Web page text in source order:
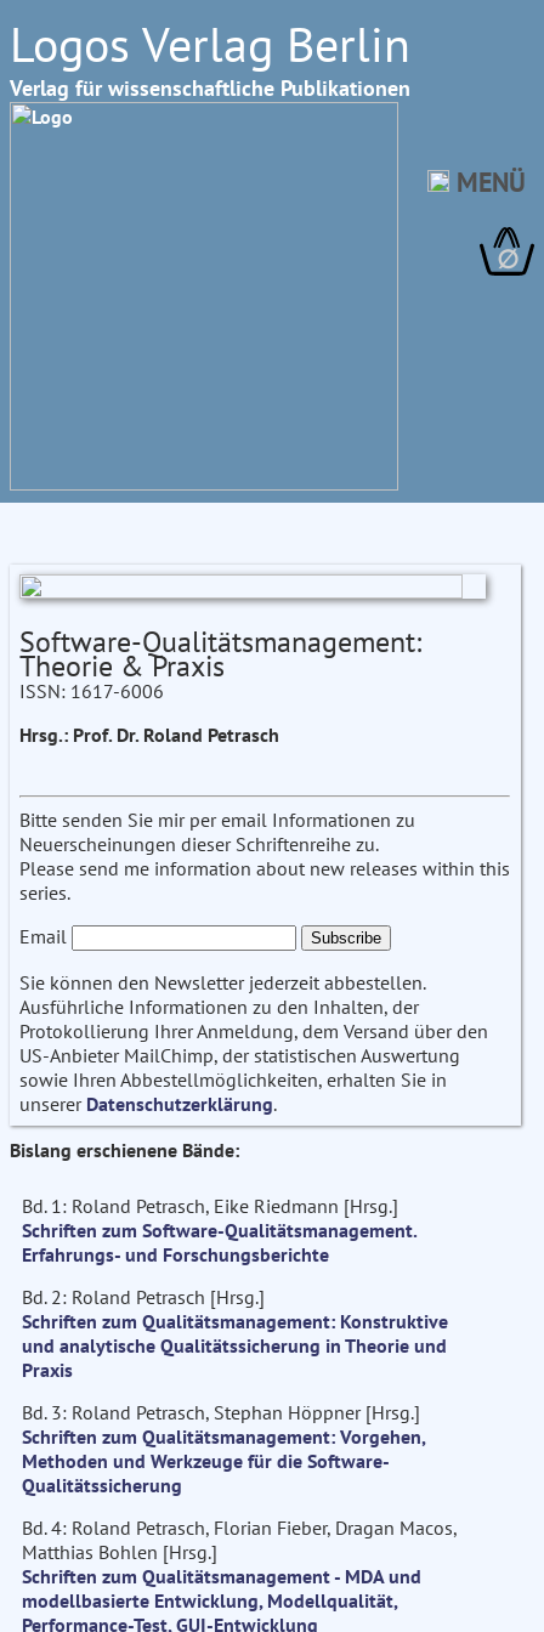
Logos Verlag Berlin
Verlag für wissenschaftliche Publikationen
∅
MENÜ
Software-Qualitätsmanagement:
Theorie & Praxis
ISSN: 1617-6006
Hrsg.: Prof. Dr. Roland Petrasch
Bitte senden Sie mir per email Informationen zu
Neuerscheinungen dieser Schriftenreihe zu.
Please send me information about new releases within this
series.
Email
Sie können den Newsletter jederzeit abbestellen.
Ausführliche Informationen zu den Inhalten, der
Protokollierung Ihrer Anmeldung, dem Versand über den
US-Anbieter MailChimp, der statistischen Auswertung
sowie Ihren Abbestellmöglichkeiten, erhalten Sie in
unserer Datenschutzerklärung.
Bislang erschienene Bände:
Bd. 1: Roland Petrasch, Eike Riedmann [Hrsg.]
Schriften zum Software-Qualitätsmanagement.
Erfahrungs- und Forschungsberichte
Bd. 2: Roland Petrasch [Hrsg.]
Schriften zum Qualitätsmanagement: Konstruktive
und analytische Qualitätssicherung in Theorie und
Praxis
Bd. 3: Roland Petrasch, Stephan Höppner [Hrsg.]
Schriften zum Qualitätsmanagement: Vorgehen,
Methoden und Werkzeuge für die Software-
Qualitätssicherung
Bd. 4: Roland Petrasch, Florian Fieber, Dragan Macos,
Matthias Bohlen [Hrsg.]
Schriften zum Qualitätsmanagement - MDA und
modellbasierte Entwicklung, Modellqualität,
Performance-Test, GUI-Entwicklung